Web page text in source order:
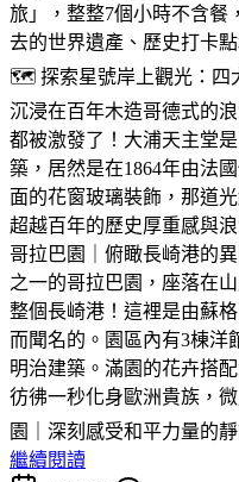
旅」，整整7個小時不含餐
去的世界遺產、歷史打卡
🗺️ 探索星號岸上觀光：四
沉浸在百年木造哥德式的
都被激發了！大浦天主堂
築，居然是在1864年由法
面的花窗玻璃裝飾，那道
超越百年的歷史厚重感與
哥拉巴園｜俯瞰長崎港的
之一的哥拉巴園，座落在
整個長崎港！這裡是由蘇
而聞名的。園區內有3棟洋
明治建築。滿園的花卉搭
彷彿一秒化身歐洲貴族，
園｜深刻感受和平力量的
繼續閱讀